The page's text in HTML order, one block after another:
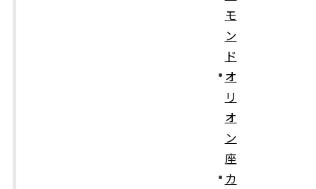
モ
ン
ド
オ
リ
オ
ン
座
カ